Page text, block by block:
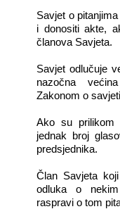
Savjet o
i donositi akte,
članova Savjeta.
Savjet odlučuje
nazočna
Zakonom o
Ako su prilikom
jednak broj
predsjednika.
Član Savjeta
odluka o
raspravi o tom